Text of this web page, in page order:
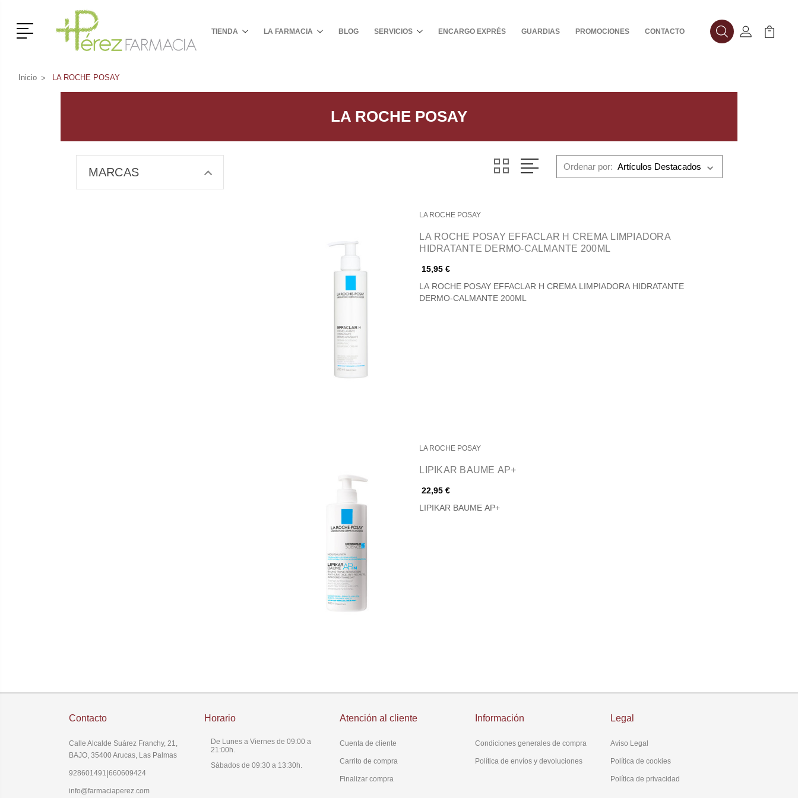
Menú TIENDA LA FARMACIA BLOG SERVICIOS ENCARGO EXPRÉS GUARDIAS PROMOCIONES CONTACTO BuscarMi Cuenta
Mi
Inicio LA ROCHE POSAY
LA ROCHE POSAY
MARCAS Ordenar por:
LA ROCHE POSAY
LA ROCHE POSAY EFFACLAR H CREMA LIMPIADORA
HIDRATANTE DERMO-CALMANTE 200ML
15,95 €
LA ROCHE POSAY EFFACLAR H CREMA LIMPIADORA HIDRATANTE
DERMO-CALMANTE 200ML
LA ROCHE POSAY
LIPIKAR BAUME AP+
22,95 €
LIPIKAR BAUME AP+
Contacto
Calle Alcalde Suárez Franchy, 21,
BAJO, 35400 Arucas, Las Palmas
928601491|660609424
info@farmaciaperez.com
Horario
De Lunes a Viernes de 09:00 a
21:00h.
Sábados de 09:30 a 13:30h.
Atención al cliente
Cuenta de cliente
Carrito de compra
Finalizar compra
Información
Condiciones generales de compra
Política de envíos y devoluciones
Legal
Aviso Legal
Política de cookies
Política de privacidad